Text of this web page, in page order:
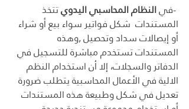
النظام المحاسبي اليدوي تتخذ
المستندات  شكل فواتير سواء بيع أو شراء
أو إيصالات سداد وتحصيل ,وهذه
المستندات تستخدم مباشرة للتسجيل في
الدفاتر والسجلات، إلا أن استخدام النظم
الالية في الأعمال المحاسبية يتطلب ضرورة
تعديل في شكل وطبيعة هذه المستندات